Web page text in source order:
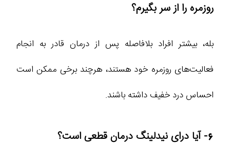
روزمره را از سر بگیرم؟
بله، بیشتر افراد بلافاصله پس از درمان قادر به انجام
فعالیت‌های روزمره خود هستند، هرچند برخی ممکن است
احساس درد خفیف داشته باشند.
6- آیا درای نیدلینگ درمان قطعی است؟